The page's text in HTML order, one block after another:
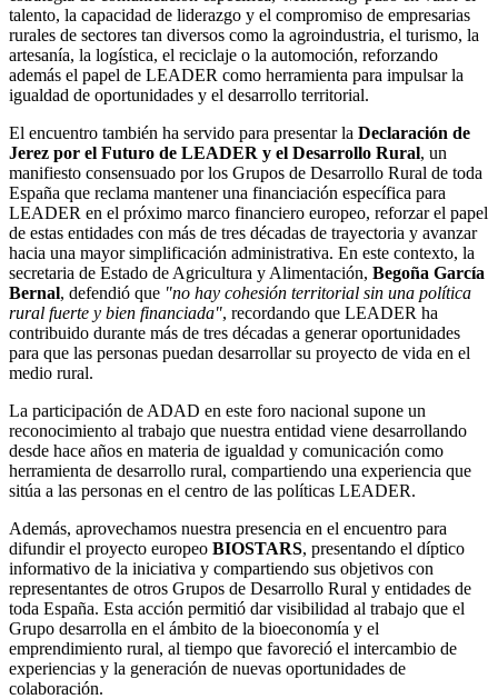
talento, la capacidad de liderazgo y el compromiso de empresarias
rurales de sectores tan diversos como la agroindustria, el turismo, la
artesanía, la logística, el reciclaje o la automoción, reforzando
además el papel de LEADER como herramienta para impulsar la
igualdad de oportunidades y el desarrollo territorial.
El encuentro también ha servido para presentar la Declaración de
Jerez por el Futuro de LEADER y el Desarrollo Rural, un
manifiesto consensuado por los Grupos de Desarrollo Rural de toda
España que reclama mantener una financiación específica para
LEADER en el próximo marco financiero europeo, reforzar el papel
de estas entidades con más de tres décadas de trayectoria y avanzar
hacia una mayor simplificación administrativa. En este contexto, la
secretaria de Estado de Agricultura y Alimentación, Begoña García
Bernal, defendió que "no hay cohesión territorial sin una política
rural fuerte y bien financiada", recordando que LEADER ha
contribuido durante más de tres décadas a generar oportunidades
para que las personas puedan desarrollar su proyecto de vida en el
medio rural.
La participación de ADAD en este foro nacional supone un
reconocimiento al trabajo que nuestra entidad viene desarrollando
desde hace años en materia de igualdad y comunicación como
herramienta de desarrollo rural, compartiendo una experiencia que
sitúa a las personas en el centro de las políticas LEADER.
Además, aprovechamos nuestra presencia en el encuentro para
difundir el proyecto europeo BIOSTARS, presentando el díptico
informativo de la iniciativa y compartiendo sus objetivos con
representantes de otros Grupos de Desarrollo Rural y entidades de
toda España. Esta acción permitió dar visibilidad al trabajo que el
Grupo desarrolla en el ámbito de la bioeconomía y el
emprendimiento rural, al tiempo que favoreció el intercambio de
experiencias y la generación de nuevas oportunidades de
colaboración.